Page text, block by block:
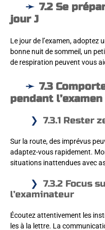
7.2 Se
jour J
Le jour de l’examen, adoptez
bonne nuit de sommeil, un
de respiration peuvent vous
7.3
pendant l’examen
7.3.1 Rester
Sur la route, des imprévus
adaptez-vous rapidement.
situations inattendues avec
7.3.2 Focus
l’examinateur
Écoutez attentivement les
les à la lettre. La